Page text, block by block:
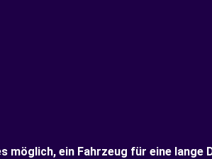
möglich, ein Fahrzeug für eine lange